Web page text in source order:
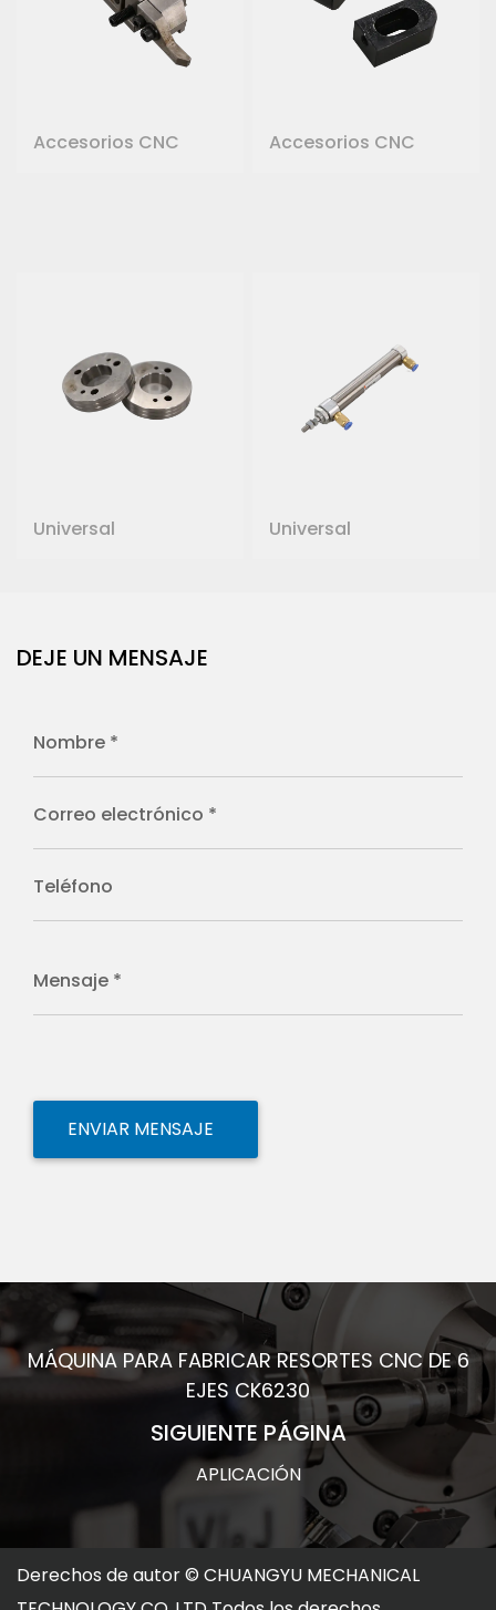
Accesorios CNC Accesorios CNC
Universal Universal
DEJE UN MENSAJE
Nombre *
Correo electrónico *
Teléfono
Mensaje *
MÁQUINA PARA FABRICAR RESORTES CNC DE 6
EJES CK6230
SIGUIENTE PÁGINA
APLICACIÓN
Derechos de autor © CHUANGYU MECHANICAL